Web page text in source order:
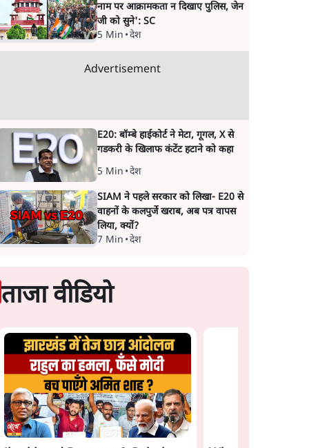
नाम पर आक्रामकता न दिखाए पुलिस, जेन
जी को सुने': SC
5 Min •देश
Advertisement
E20: बॉम्बे हाईकोर्ट ने मेटा, गूगल, X से
गडकरी के खिलाफ कंटेंट हटाने को कहा
5 Min •देश
SIAM ने पहले सरकार को लिखा- E20 से
वाहनों के कलपुर्जे खराब, अब पत्र वापस
लिया, क्यों?
7 Min •देश
ताजा वीडियो